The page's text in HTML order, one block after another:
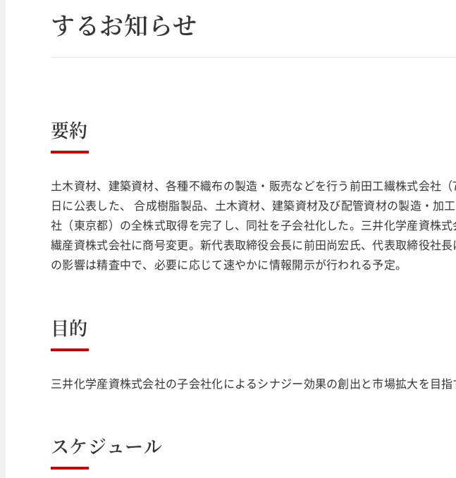
するお知らせ
要約
土木資材、建築資材、各種不織布の製造・販売などを行う前田工繊株式会社
日に公表した、 合成樹脂製品、土木資材、建築資材及び配管資材の製造・加
社（東京都）の全株式取得を完了し、同社を子会社化した。三井化学産資株
繊産資株式会社に商号変更。新代表取締役会長に前田尚宏氏、代表取締役社
の影響は精査中で、必要に応じて速やかに情報開示が行われる予定。
目的
三井化学産資株式会社の子会社化によるシナジー効果の創出と市場拡大を目指
スケジュール